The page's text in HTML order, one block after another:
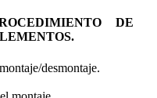
DE
desmontaje.